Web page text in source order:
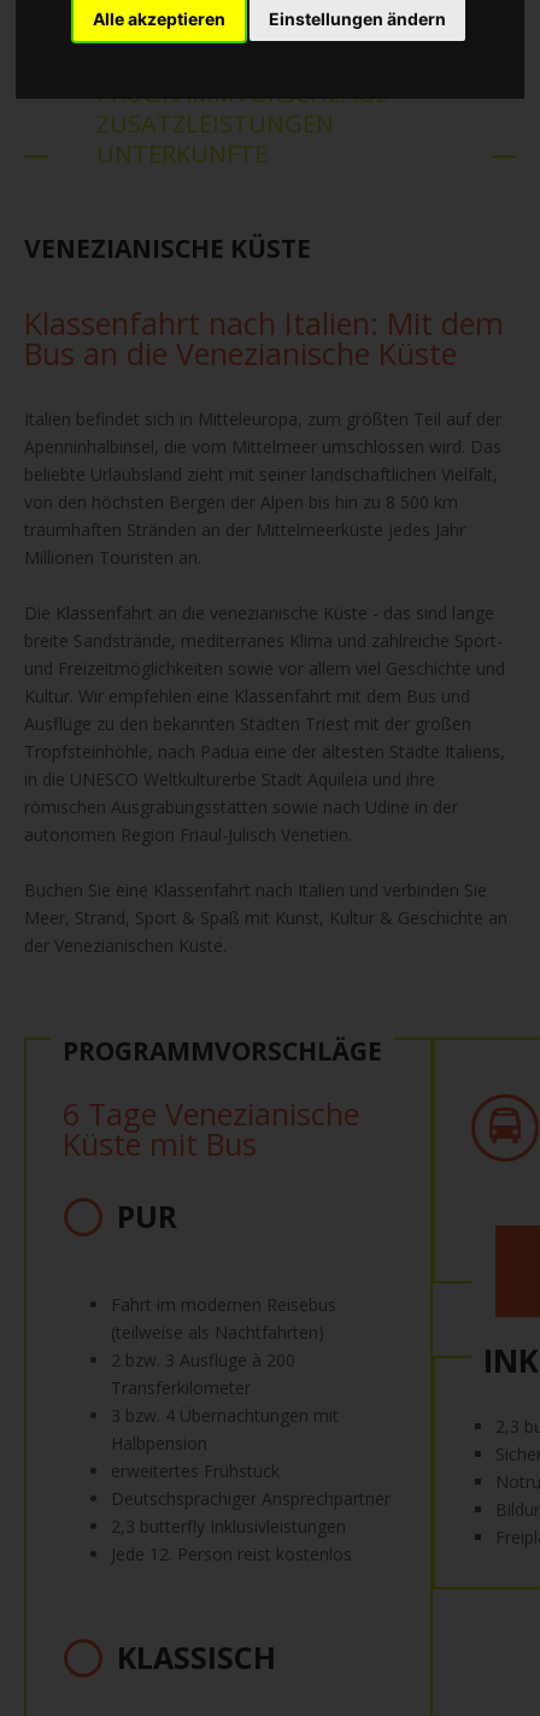
Alle akzeptieren Einstellungen ändern
PROGRAMMVORSCHLÄGE
ZUSATZLEISTUNGEN
UNTERKÜNFTE
VENEZIANISCHE KÜSTE
Klassenfahrt nach Italien: Mit dem
Bus an die Venezianische Küste
Italien befindet sich in Mitteleuropa, zum größten Teil auf der
Apenninhalbinsel, die vom Mittelmeer umschlossen wird. Das
beliebte Urlaubsland zieht mit seiner landschaftlichen Vielfalt,
von den höchsten Bergen der Alpen bis hin zu 8 500 km
traumhaften Stränden an der Mittelmeerküste jedes Jahr
Millionen Touristen an.
Die Klassenfahrt an die venezianische Küste - das sind lange
breite Sandstrände, mediterranes Klima und zahlreiche Sport-
und Freizeitmöglichkeiten sowie vor allem viel Geschichte und
Kultur. Wir empfehlen eine Klassenfahrt mit dem Bus und
Ausflüge zu den bekannten Städten Triest mit der großen
Tropfsteinhöhle, nach Padua eine der ältesten Städte Italiens,
in die UNESCO Weltkulturerbe Stadt Aquileia und ihre
römischen Ausgrabungsstätten sowie nach Udine in der
autonomen Region Friaul-Julisch Venetien.
Buchen Sie eine Klassenfahrt nach Italien und verbinden Sie
Meer, Strand, Sport & Spaß mit Kunst, Kultur & Geschichte an
der Venezianischen Küste.
PROGRAMMVORSCHLÄGE
6 Tage Venezianische
Küste mit Bus
PUR
Fahrt im modernen Reisebus
(teilweise als Nachtfahrten)
2 bzw. 3 Ausflüge à 200
Transferkilometer
3 bzw. 4 Übernachtungen mit
Halbpension
erweitertes Frühstück
Deutschsprachiger Ansprechpartner
2,3 butterfly Inklusivleistungen
Jede 12. Person reist kostenlos
KLASSISCH
2,3